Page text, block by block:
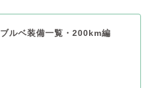
ブルベ装備一覧・200km編